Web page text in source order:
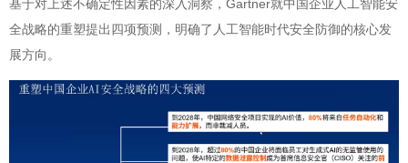
基于对上述不确定性因素的深入洞察，Gartner就中国企业人工智能安
全战略的重塑提出四项预测，明确了人工智能时代安全防御的核心发
展方向。